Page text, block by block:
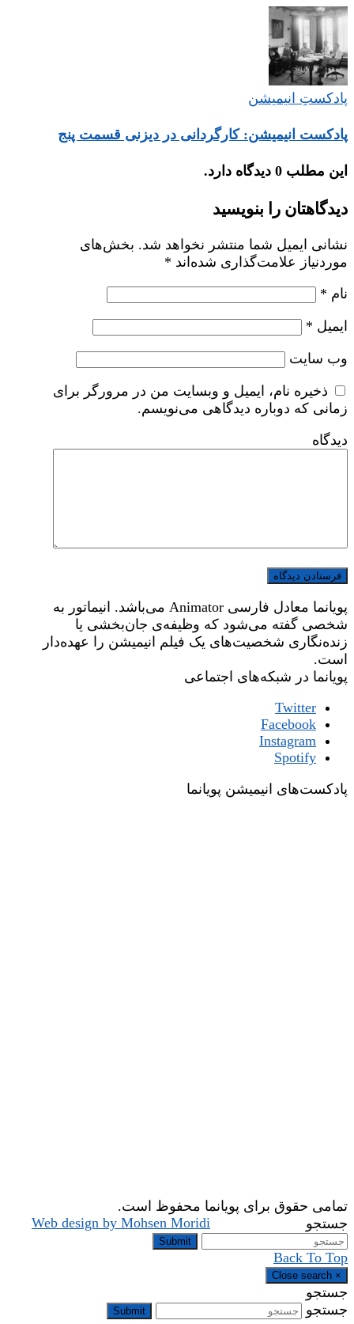
پادکستِ انیمیشن
پادکست انیمیشن: کارگردانی در دیزنی قسمت پنج
این مطلب 0 دیدگاه دارد.
دیدگاهتان را بنویسید
نشانی ایمیل شما منتشر نخواهد شد. بخش‌های
موردنیاز علامت‌گذاری شده‌اند *
نام *
ایمیل *
وب‌ سایت
ذخیره نام، ایمیل و وبسایت من در مرورگر برای
زمانی که دوباره دیدگاهی می‌نویسم.
دیدگاه
پویانما معادل فارسی Animator می‌باشد. انیماتور به
شخصی گفته می‌شود که وظیفه‌ی جان‌بخشی یا
زنده‌نگاری شخصیت‌های یک فیلم انیمیشن را عهده‌دار
است.
پویانما در شبکه‌های اجتماعی
Twitter
Facebook
Instagram
Spotify
پادکست‌های انیمیشن پویانما
تمامی حقوق برای پویانما محفوظ است.
Web design by Mohsen Moridi
جستجو
Submit
Back To Top
×
Close search
جستجو
جستجو
Submit